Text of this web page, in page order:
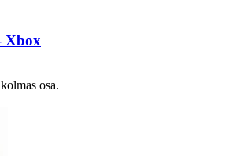
Xbox
osa.